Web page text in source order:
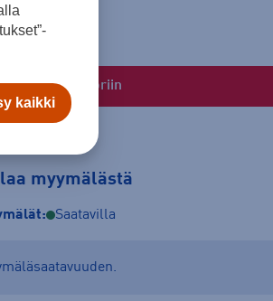
Lisää ostoskoriin
myymälästä
Saatavilla
kaikki